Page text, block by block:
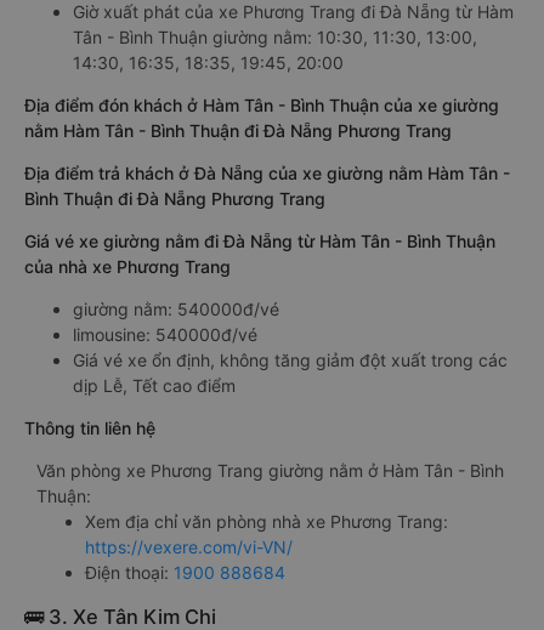
Giờ xuất phát của xe Phương Trang đi Đà Nẵng từ Hàm
Tân - Bình Thuận giường nằm: 10:30, 11:30, 13:00,
14:30, 16:35, 18:35, 19:45, 20:00
Địa điểm đón khách ở Hàm Tân - Bình Thuận của xe giường
nằm Hàm Tân - Bình Thuận đi Đà Nẵng Phương Trang
Địa điểm trả khách ở Đà Nẵng của xe giường nằm Hàm Tân -
Bình Thuận đi Đà Nẵng Phương Trang
Giá vé xe giường nằm đi Đà Nẵng từ Hàm Tân - Bình Thuận
của nhà xe Phương Trang
giường nằm: 540000đ/vé
limousine: 540000đ/vé
Giá vé xe ổn định, không tăng giảm đột xuất trong các
dịp Lễ, Tết cao điểm
Thông tin liên hệ
Văn phòng xe Phương Trang giường nằm ở Hàm Tân - Bình
Thuận:
Xem địa chỉ văn phòng nhà xe Phương Trang:
https://vexere.com/vi-VN/
Điện thoại: 1900 888684
🚌 3. Xe Tân Kim Chi